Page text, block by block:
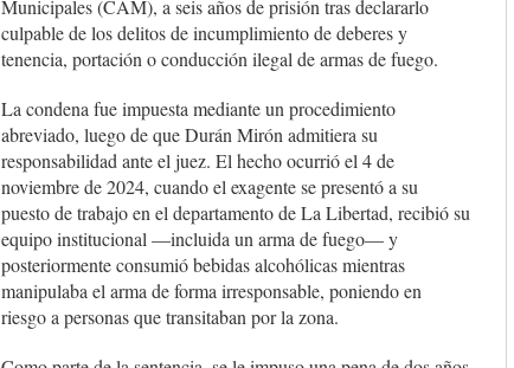
Municipales (CAM), a seis años de prisión tras declararlo
culpable de los delitos de incumplimiento de deberes y
tenencia, portación o conducción ilegal de armas de fuego.
La condena fue impuesta mediante un procedimiento
abreviado, luego de que Durán Mirón admitiera su
responsabilidad ante el juez. El hecho ocurrió el 4 de
noviembre de 2024, cuando el exagente se presentó a su
puesto de trabajo en el departamento de La Libertad, recibió su
equipo institucional —incluida un arma de fuego— y
posteriormente consumió bebidas alcohólicas mientras
manipulaba el arma de forma irresponsable, poniendo en
riesgo a personas que transitaban por la zona.